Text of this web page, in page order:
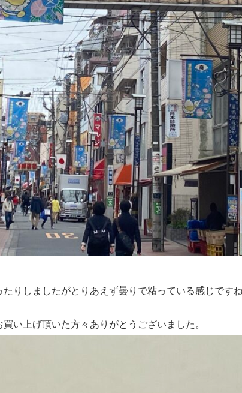
りしましたがとりあえず曇りで粘っている感じです
い上げ頂いた方々ありがとうございました。